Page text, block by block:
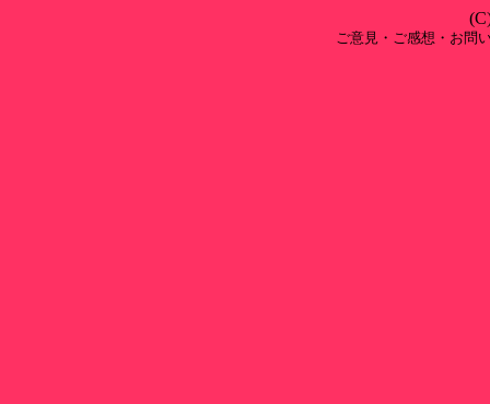
ご意見・ご感想・お問